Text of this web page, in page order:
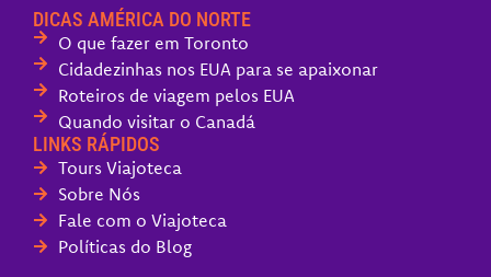
DICAS AMÉRICA DO NORTE
O que fazer em Toronto
Cidadezinhas nos EUA para se apaixonar
Roteiros de viagem pelos EUA
Quando visitar o Canadá
LINKS RÁPIDOS
Tours Viajoteca
Sobre Nós
Fale com o Viajoteca
Políticas do Blog